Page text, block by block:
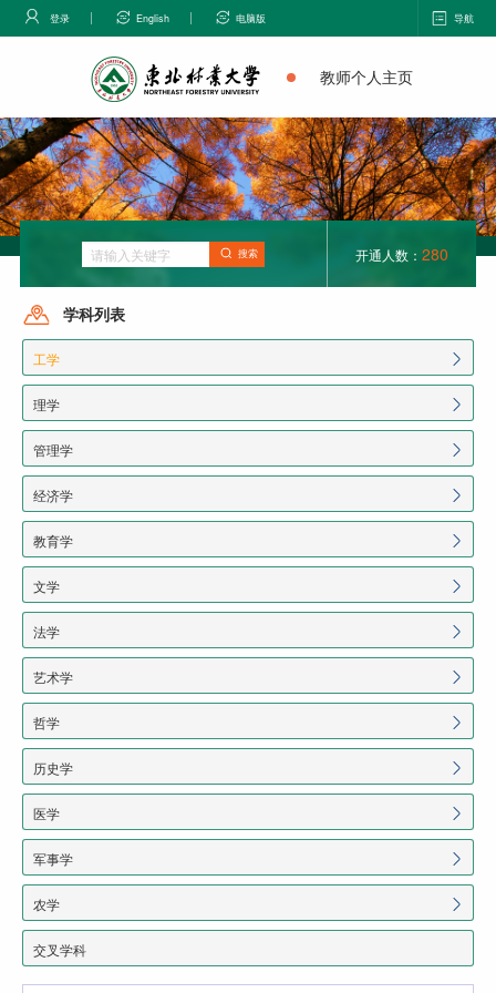
登录 English 电脑版 导航
教师个人主页
搜索 开通人数： 280
学科列表
工学
理学
管理学
经济学
教育学
文学
法学
艺术学
哲学
历史学
医学
军事学
农学
交叉学科